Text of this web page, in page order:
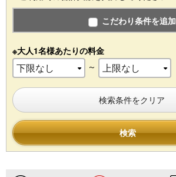
こだわり条件を追加
※大人1名様あたりの料金
～
検索条件をクリア
検索